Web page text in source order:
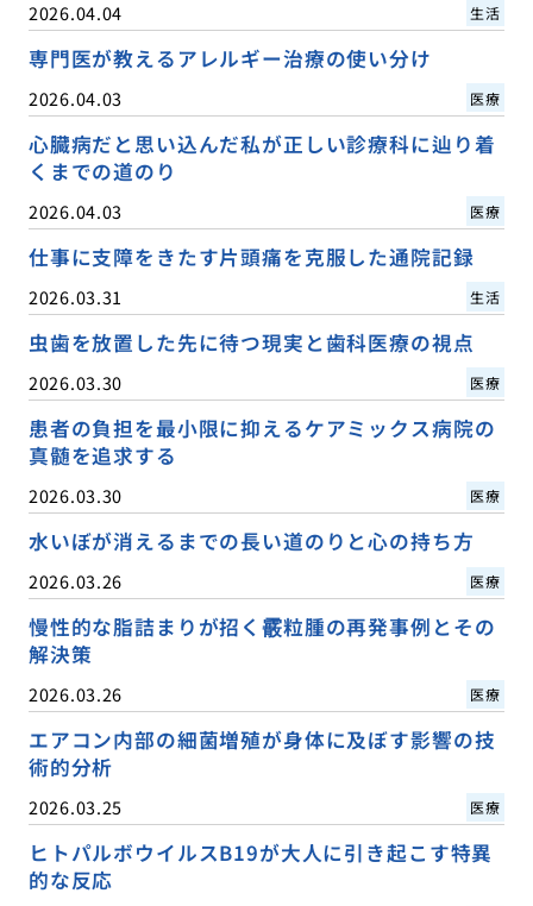
2026.04.04 生活
専門医が教えるアレルギー治療の使い分け
2026.04.03 医療
心臓病だと思い込んだ私が正しい診療科に辿り着
くまでの道のり
2026.04.03 医療
仕事に支障をきたす片頭痛を克服した通院記録
2026.03.31 生活
虫歯を放置した先に待つ現実と歯科医療の視点
2026.03.30 医療
患者の負担を最小限に抑えるケアミックス病院の
真髄を追求する
2026.03.30 医療
水いぼが消えるまでの長い道のりと心の持ち方
2026.03.26 医療
慢性的な脂詰まりが招く霰粒腫の再発事例とその
解決策
2026.03.26 医療
エアコン内部の細菌増殖が身体に及ぼす影響の技
術的分析
2026.03.25 医療
ヒトパルボウイルスB19が大人に引き起こす特異
的な反応